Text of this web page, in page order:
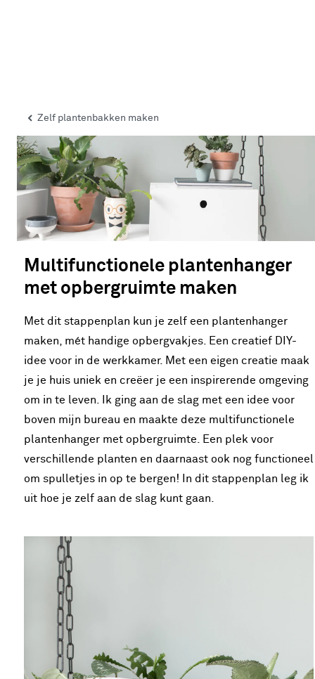
Zelf plantenbakken maken
Multifunctionele plantenhanger
met opbergruimte maken
Met dit stappenplan kun je zelf een plantenhanger
maken, mét handige opbergvakjes. Een creatief DIY-
idee voor in de werkkamer. Met een eigen creatie maak
je je huis uniek en creëer je een inspirerende omgeving
om in te leven. Ik ging aan de slag met een idee voor
boven mijn bureau en maakte deze multifunctionele
plantenhanger met opbergruimte. Een plek voor
verschillende planten en daarnaast ook nog functioneel
om spulletjes in op te bergen! In dit stappenplan leg ik
uit hoe je zelf aan de slag kunt gaan.